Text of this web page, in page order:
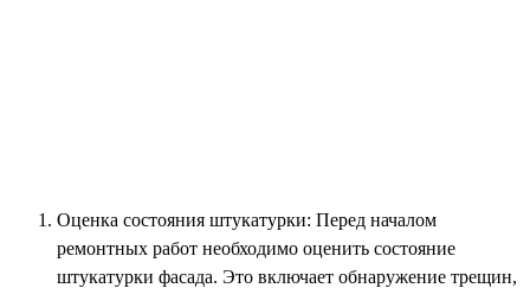
Оценка состояния штукатурки: Перед началом
ремонтных работ необходимо оценить состояние
штукатурки фасада. Это включает обнаружение трещин,